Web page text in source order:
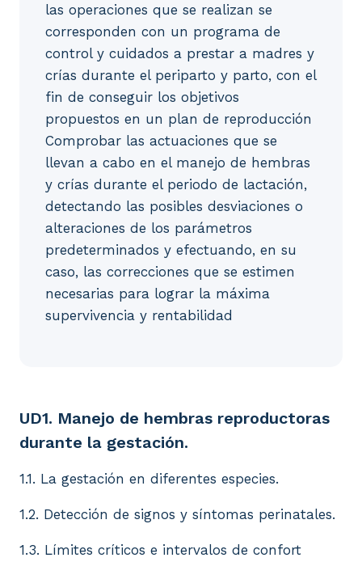
las operaciones que se realizan se
corresponden con un programa de
control y cuidados a prestar a madres y
crías durante el periparto y parto, con el
fin de conseguir los objetivos
propuestos en un plan de reproducción
Comprobar las actuaciones que se
llevan a cabo en el manejo de hembras
y crías durante el periodo de lactación,
detectando las posibles desviaciones o
alteraciones de los parámetros
predeterminados y efectuando, en su
caso, las correcciones que se estimen
necesarias para lograr la máxima
supervivencia y rentabilidad
UD1. Manejo de hembras reproductoras durante
UD1. Manejo de hembras reproductoras
durante la gestación.
1.1. La gestación en diferentes especies.
1.2. Detección de signos y síntomas perinatales.
1.3. Límites críticos e intervalos de confort